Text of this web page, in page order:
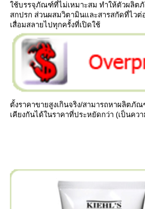
ช้บรรจุภัณฑ์ที่ไม่เหมาะสม ทำให้ตัวผลิต
สกปรก ส่วนผสมวิตามินและสารสกัดที่ไวต่
เสื่อมสลายไปทุกครั้งที่เปิดใช้
ตั้งราคาขายสูงเกินจริง/สามารถหาผลิตภั
เคียงกันได้ในราคาที่ประหยัดกว่า (เป็นคว